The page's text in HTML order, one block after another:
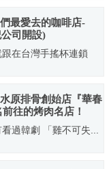
最愛去的咖啡店-
司開設)
在台灣手搖杯連鎖
原排骨創始店『華春
往的烤肉名店！
過韓劇 「雞不可失...